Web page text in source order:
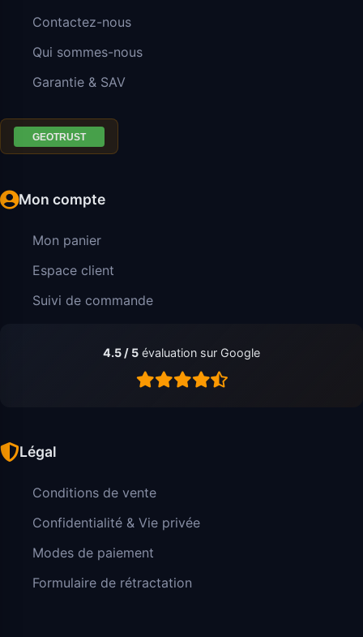
Contactez-nous
Qui sommes-nous
Garantie & SAV
Mon compte
Mon panier
Espace client
Suivi de commande
4.5 / 5 évaluation sur Google
Légal
Conditions de vente
Confidentialité & Vie privée
Modes de paiement
Formulaire de rétractation